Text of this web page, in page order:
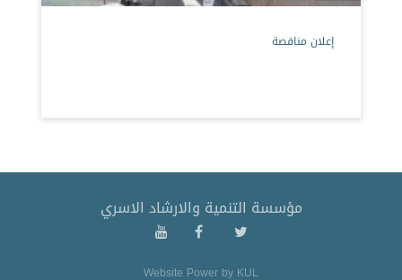
إعلان مناقصة
مؤسسة التنمية والارشاد الاسري
Website Power by KUL